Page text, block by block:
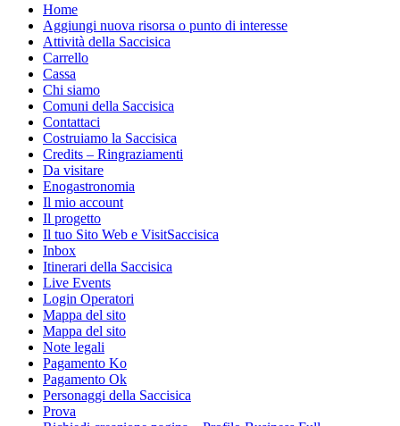
Home
Aggiungi nuova risorsa o punto di interesse
Attività della Saccisica
Carrello
Cassa
Chi siamo
Comuni della Saccisica
Contattaci
Costruiamo la Saccisica
Credits – Ringraziamenti
Da visitare
Enogastronomia
Il mio account
Il progetto
Il tuo Sito Web e VisitSaccisica
Inbox
Itinerari della Saccisica
Live Events
Login Operatori
Mappa del sito
Mappa del sito
Note legali
Pagamento Ko
Pagamento Ok
Personaggi della Saccisica
Prova